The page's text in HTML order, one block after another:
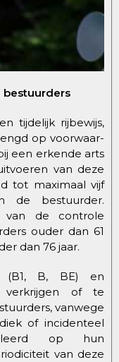
bestuurders
tijdelijk rijbewijs,
op voorwaar-
een erkende arts
van deze
tot maximaal vijf
de bestuurder.
van de controle
ouder dan 61
dan 76 jaar.
(B1, B, BE) en
verkrijgen of te
vanwege
of incidenteel
leerd op hun
van deze